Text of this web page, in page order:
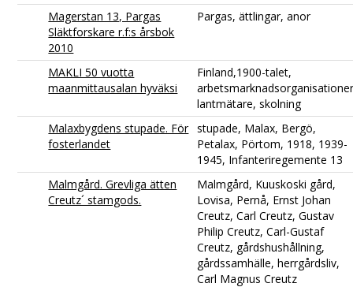
Magerstan 13, Pargas
Släktforskare r.f:s årsbok
2010
Pargas, ättlingar, anor
MAKLI 50 vuotta
maanmittausalan hyväksi
Finland,1900-talet,
lantmätare, skolning
Malaxbygdens stupade. För
fosterlandet
stupade, Malax, Bergö,
Petalax, Pörtom, 1918, 1939-
1945, Infanteriregemente 13
Malmgård. Grevliga ätten
Creutz´ stamgods.
Malmgård, Kuuskoski gård,
Lovisa, Pernå, Ernst Johan
Creutz, Carl Creutz, Gustav
Philip Creutz, Carl-Gustaf
Creutz, gårdshushållning,
gårdssamhälle, herrgårdsliv,
Carl Magnus Creutz